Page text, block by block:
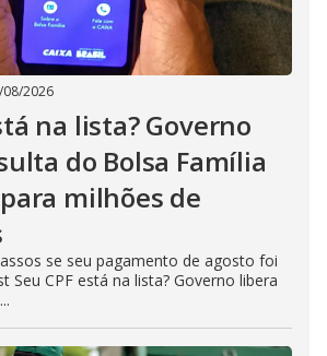
08/2026
na lista? Governo
do Bolsa Família
milhões de
se seu pagamento de agosto foi
Seu CPF está na lista? Governo libera